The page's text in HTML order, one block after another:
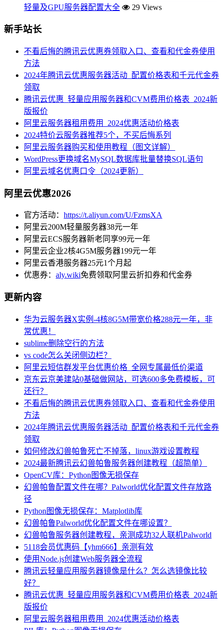
轻量及GPU服务器配置大全
29 Views
新手站长
不看后悔的腾讯云优惠券领取入口、查看和代金券使用
方法
2024年腾讯云优惠服务器活动_配置价格表和千元代金券
领取
腾讯云优惠_轻量应用服务器和CVM费用价格表_2024新
版报价
阿里云服务器租用费用_2024优惠活动价格表
2024特价云服务器推荐5个，不买后悔系列
阿里云服务器购买和使用教程（图文详解）
WordPress更换域名MySQL数据库批量替换SQL语句
阿里云域名优惠口令（2024更新）
阿里云优惠2026
官方活动： https://t.aliyun.com/U/FzmsXA
阿里云200M轻量服务器38元一年
阿里云ECS服务器新老同享99元一年
阿里云企业2核4G5M服务器199元一年
阿里云香港服务器25元1个月起
优惠券： aly.wiki免费领取阿里云折扣券和代金券
更新内容
华为云服务器X实例-4核8G5M带宽价格288元一年，非
常优惠！
sublime删除空行的方法
vs code怎么关闭侧边栏？
阿里云短信群发平台优惠价格_全网专属最低价渠道
京东云京美建站0基础做网站，可选600多免费模板，可
还行？
不看后悔的腾讯云优惠券领取入口、查看和代金券使用
方法
2024年腾讯云优惠服务器活动_配置价格表和千元代金券
领取
如何修改幻兽帕鲁死亡不掉落，linux游戏设置教程
2024最新腾讯云幻兽帕鲁服务器创建教程（超简单）
OpenCV库：Python图像无损保存
幻兽帕鲁配置文件在哪？Palworld优化配置文件存放路
径
Python图像无损保存：Matplotlib库
幻兽帕鲁Palworld优化配置文件在哪设置？
幻兽帕鲁服务器创建教程，亲测成功32人联机Palworld
5118会员优惠码【yhm666】亲测有效
使用Node.js创建Web服务器全流程
腾讯云轻量应用服务器镜像是什么？怎么选镜像比较
好？
腾讯云优惠_轻量应用服务器和CVM费用价格表_2024新
版报价
阿里云服务器租用费用_2024优惠活动价格表